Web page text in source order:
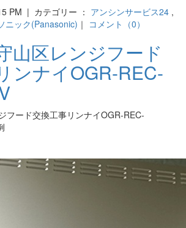
PM | カテゴリー ： アンシンサービス24 ,
ニック(Panasonic) ｜ コメント（0）
山区レンジフード
ンナイOGR-REC-
フード交換工事リンナイOGR-REC-